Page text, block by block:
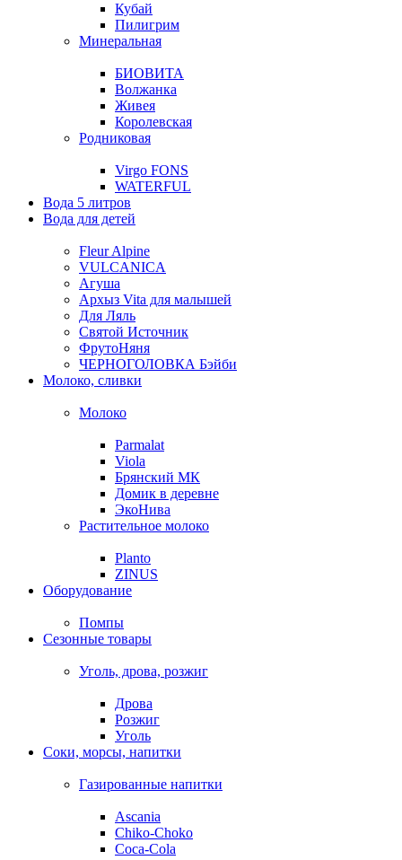
Кубай
Пилигрим
Минеральная
БИОВИТА
Волжанка
Живея
Королевская
Родниковая
Virgo FONS
WATERFUL
Вода 5 литров
Вода для детей
Fleur Alpine
VULCANICA
Агуша
Архыз Vita для малышей
Для Ляль
Святой Источник
ФрутоНяня
ЧЕРНОГОЛОВКА Бэйби
Молоко, сливки
Молоко
Parmalat
Viola
Брянский МК
Домик в деревне
ЭкоНива
Растительное молоко
Planto
ZINUS
Оборудование
Помпы
Сезонные товары
Уголь, дрова, розжиг
Дрова
Розжиг
Уголь
Соки, морсы, напитки
Газированные напитки
Ascania
Chiko-Choko
Coca-Cola